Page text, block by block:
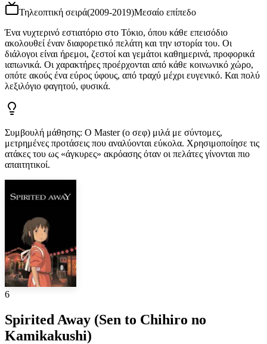
Τηλεοπτική σειρά(2009-2019)Μεσαίο επίπεδο
Ένα νυχτερινό εστιατόριο στο Τόκιο, όπου κάθε επεισόδιο
ακολουθεί έναν διαφορετικό πελάτη και την ιστορία του. Οι
διάλογοι είναι ήρεμοι, ζεστοί και γεμάτοι καθημερινά, προφορικά
ιαπωνικά. Οι χαρακτήρες προέρχονται από κάθε κοινωνικό χώρο,
οπότε ακούς ένα εύρος ύφους, από τραχύ μέχρι ευγενικό. Και πολύ
λεξιλόγιο φαγητού, φυσικά.
Συμβουλή μάθησης: Ο Master (ο σεφ) μιλά με σύντομες,
μετρημένες προτάσεις που αναλύονται εύκολα. Χρησιμοποίησε τις
ατάκες του ως «άγκυρες» ακρόασης όταν οι πελάτες γίνονται πιο
απαιτητικοί.
6
Spirited Away (Sen to Chihiro no
Kamikakushi)